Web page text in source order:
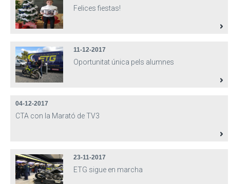
Felices fiestas!
11-12-2017
Oportunitat única pels alumnes
04-12-2017
CTA con la Marató de TV3
23-11-2017
ETG sigue en marcha